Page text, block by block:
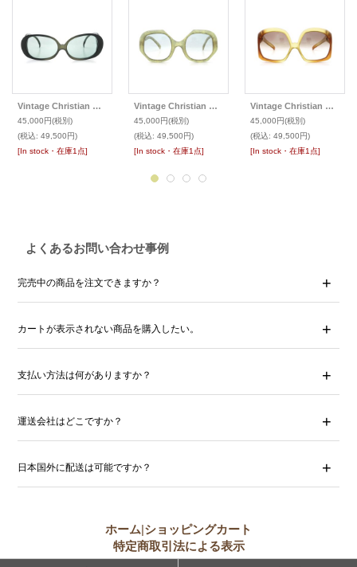
Vintage Christian Dior クリスチャンディオール・ヴィンテージ 1970s サングラス
45,000円(税別)
(税込: 49,500円)
[In stock・在庫1点]
Vintage Christian Dior クリスチャンディオール・ヴィンテージ 1970s サングラス
45,000円(税別)
(税込: 49,500円)
[In stock・在庫1点]
Vintage Christian Dior クリスチャンディオール・ヴィンテージ 1970s サングラス
45,000円(税別)
(税込: 49,500円)
[In stock・在庫1点]
よくあるお問い合わせ事例
完売中の商品を注文できますか？
カートが表示されない商品を購入したい。
支払い方法は何がありますか？
運送会社はどこですか？
日本国外に配送は可能ですか？
ホーム|ショッピングカート
特定商取引法による表示